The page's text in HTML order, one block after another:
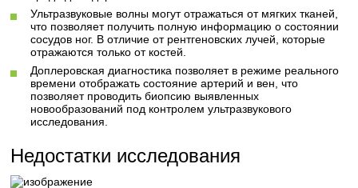
Ультразвуковые волны могут отражаться от мягких тканей,
что позволяет получить полную информацию о состоянии
сосудов ног. В отличие от рентгеновских лучей, которые
отражаются только от костей.
Доплеровская диагностика позволяет в режиме реального
времени отображать состояние артерий и вен, что
позволяет проводить биопсию выявленных
новообразований под контролем ультразвукового
исследования.
Недостатки исследования